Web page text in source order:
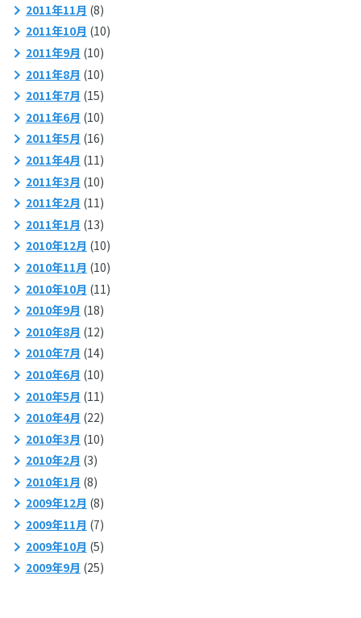
2011年11月 (8)
2011年10月 (10)
2011年9月 (10)
2011年8月 (10)
2011年7月 (15)
2011年6月 (10)
2011年5月 (16)
2011年4月 (11)
2011年3月 (10)
2011年2月 (11)
2011年1月 (13)
2010年12月 (10)
2010年11月 (10)
2010年10月 (11)
2010年9月 (18)
2010年8月 (12)
2010年7月 (14)
2010年6月 (10)
2010年5月 (11)
2010年4月 (22)
2010年3月 (10)
2010年2月 (3)
2010年1月 (8)
2009年12月 (8)
2009年11月 (7)
2009年10月 (5)
2009年9月 (25)